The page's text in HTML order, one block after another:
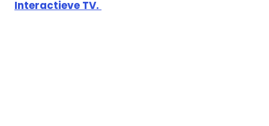
Interactieve TV.